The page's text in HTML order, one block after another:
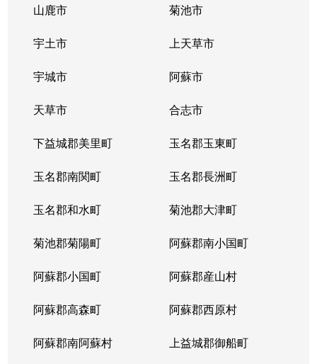
山鹿市 菊池市
宇土市 上天草市
宇城市 阿蘇市
天草市 合志市
下益城郡美里町 玉名郡玉東町
玉名郡南関町 玉名郡長洲町
玉名郡和水町 菊池郡大津町
菊池郡菊陽町 阿蘇郡南小国町
阿蘇郡小国町 阿蘇郡産山村
阿蘇郡高森町 阿蘇郡西原村
阿蘇郡南阿蘇村 上益城郡御船町